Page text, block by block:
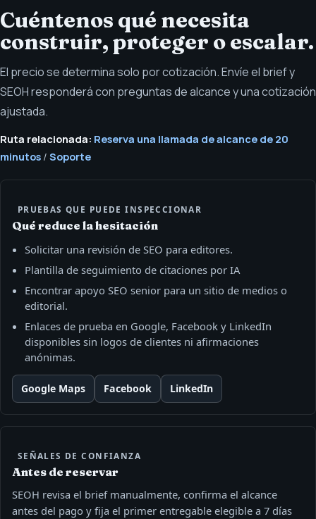
Cuéntenos qué necesita
construir, proteger o escalar.
El precio se determina solo por cotización. Envíe el brief y
SEOH responderá con preguntas de alcance y una cotización
ajustada.
Ruta relacionada: Reserva una llamada de alcance de 20
minutos / Soporte
PRUEBAS QUE PUEDE INSPECCIONAR
Qué reduce la hesitación
Solicitar una revisión de SEO para editores.
Plantilla de seguimiento de citaciones por IA
Encontrar apoyo SEO senior para un sitio de medios o
editorial.
Enlaces de prueba en Google, Facebook y LinkedIn
disponibles sin logos de clientes ni afirmaciones
anónimas.
Google Maps Facebook LinkedIn
SEÑALES DE CONFIANZA
Antes de reservar
SEOH revisa el brief manualmente, confirma el alcance
antes del pago y fija el primer entregable elegible a 7 días